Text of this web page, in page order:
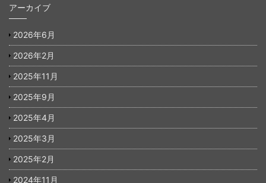
アーカイブ
2026年6月
2026年2月
2025年11月
2025年9月
2025年4月
2025年3月
2025年2月
2024年11月